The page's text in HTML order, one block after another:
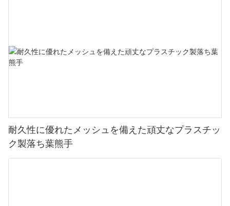
耐久性に優れたメッシュを備えた頑丈なプラスチッ
ク製落ち葉熊手